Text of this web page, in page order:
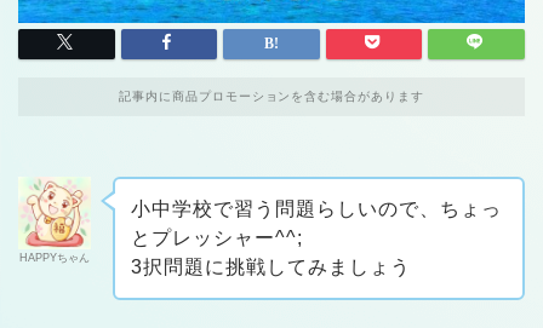
記事内に商品プロモーションを含む場合があります
HAPPYちゃん
小中学校で習う問題らしいので、ちょっ
とプレッシャー^^;
3択問題に挑戦してみましょう